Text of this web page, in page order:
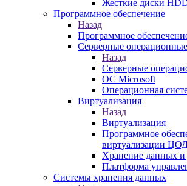
Жесткие диски
Программное обеспечение
Назад
Программное
Серверные
Назад
Серверные
ОС Microsoft
Операционная
Виртуализация
Назад
Виртуализация
Программное
виртуализации
Хранение данных и
Платформа
Системы хранения данных